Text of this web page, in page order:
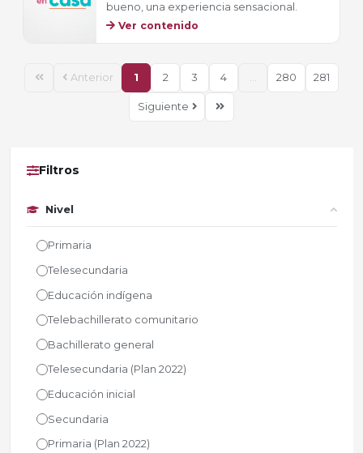
bueno, una experiencia sensacional.
Ver contenido
Anterior 1 2 3 4 ... 280 281
Siguiente
Filtros
Nivel
Primaria
Telesecundaria
Educación indígena
Telebachillerato comunitario
Bachillerato general
Telesecundaria (Plan 2022)
Educación inicial
Secundaria
Primaria (Plan 2022)